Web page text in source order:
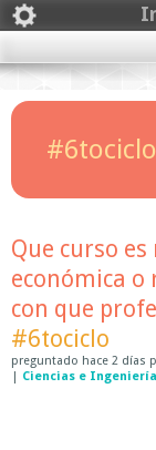
#6tociclo
Que curso
económica o
con que
#6tociclo
preguntado hace 2 días
| Ciencias e Ingeniería